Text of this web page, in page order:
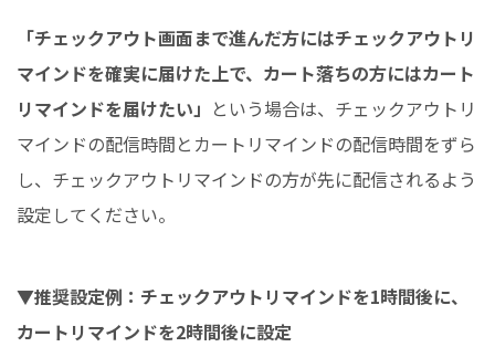
「チェックアウト画面まで進んだ方にはチェックアウトリ
マインドを確実に届けた上で、カート落ちの方にはカート
リマインドを届けたい」 という場合は、チェックアウトリ
マインドの配信時間とカートリマインドの配信時間をずら
し、チェックアウトリマインドの方が先に配信されるよう
設定してください。
▼推奨設定例：チェックアウトリマインドを1時間後に、
カートリマインドを2時間後に設定